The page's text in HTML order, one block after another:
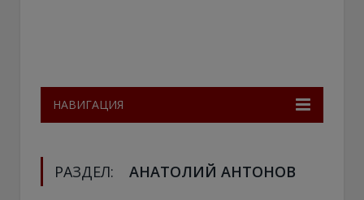
НАВИГАЦИЯ
РАЗДЕЛ: АНАТОЛИЙ АНТОНОВ